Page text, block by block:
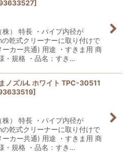
]
株） 特長 ・パイプ内径が
乾式クリーナーに取り付けで
ーカー共通) 用途 ・すきま用 商
・規格 ・品名：すき…
ノズルL ホワイト TPC-30511
]
株） 特長 ・パイプ内径が
乾式クリーナーに取り付けで
ーカー共通) 用途 ・すきま用 商
・規格 ・品名：すき…